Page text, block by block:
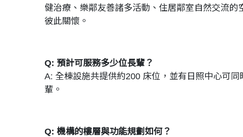
健治療、樂鄰友善諸多活動、住居鄰室自然交流的
彼此關懷。
Q: 預計可服務多少位長輩？
A: 全棟設施共提供約200 床位，並有日照中心可同
輩。
Q: 機構的樓層與功能規劃如何？